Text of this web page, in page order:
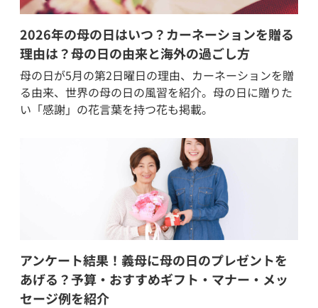
2026年の母の日はいつ？カーネーションを贈る
理由は？母の日の由来と海外の過ごし方
母の日が5月の第2日曜日の理由、カーネーションを贈
る由来、世界の母の日の風習を紹介。母の日に贈りた
い「感謝」の花言葉を持つ花も掲載。
アンケート結果！義母に母の日のプレゼントを
あげる？予算・おすすめギフト・マナー・メッ
セージ例を紹介